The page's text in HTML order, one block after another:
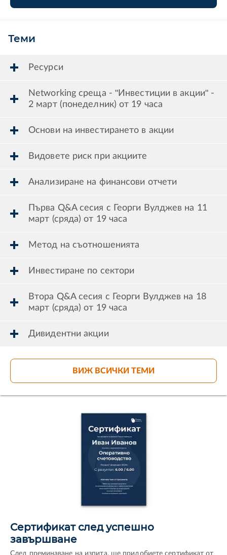
Теми
Ресурси
Networking среща - "Инвестиции в акции" -
2 март (понеделник) от 19 часа
Основи на инвестирането в акции
Видовете риск при акциите
Анализиране на финансови отчети
Първа Q&A сесия с Георги Вулджев на 11
март (сряда) от 19 часа
Метод на съотношенията
Инвестиране по сектори
Втора Q&A сесия с Георги Вулджев на 18
март (сряда) от 19 часа
Дивидентни акции
ВИЖ ВСИЧКИ ТЕМИ
Сертификат след успешно
завършване